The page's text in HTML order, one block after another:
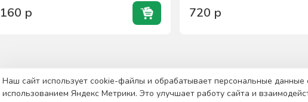
160 р 720 р
Наш сайт использует cookie-файлы и обрабатывает персональные данные
использованием Яндекс Метрики. Это улучшает работу сайта и